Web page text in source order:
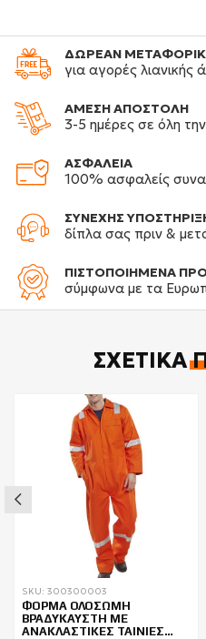
ΔΩΡΕΑΝ
για αγορές
ΑΜΕΣΗ ΑΠΟΣΤΟΛΗ
3-5 ημέρες σε όλη
ΑΣΦΑΛΕΙΑ
100% ασφαλείς
ΣΥΝΕΧΗΣ
δίπλα σας πριν &
ΠΙΣΤΟΠΟΙΗΜΕΝΑ
σύμφωνα με τα
ΣΧΕΤΙΚΆ
SKU: 300300003
ΦΟΡΜΑ ΟΛΟΣΩΜΗ
ΒΡΑΔΥΚΑΥΣΤΗ ΜΕ
ΑΝΑΚΛΑΣΤΙΚΕΣ ΤΑΙΝΙΕΣ